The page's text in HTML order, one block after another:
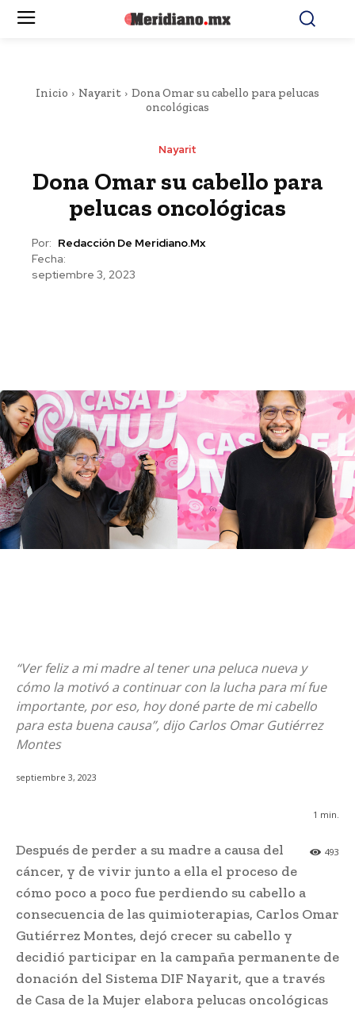
Inicio Nayarit
Dona Omar su cabello para pelucas
oncológicas
Nayarit
Dona Omar su cabello para
pelucas oncológicas
Por: Redacción De Meridiano.mx
Fecha:
septiembre 3, 2023
“Ver feliz a mi madre al tener una peluca nueva y
cómo la motivó a continuar con la lucha para mí fue
importante, por eso, hoy doné parte de mi cabello
para esta buena causa”, dijo Carlos Omar Gutiérrez
Montes
septiembre 3, 2023
1 min.
493
Después de perder a su madre a causa del
cáncer, y de vivir junto a ella el proceso de
cómo poco a poco fue perdiendo su cabello a
consecuencia de las quimioterapias, Carlos Omar
Gutiérrez Montes, dejó crecer su cabello y
decidió participar en la campaña permanente de
donación del Sistema DIF Nayarit, que a través
de Casa de la Mujer elabora pelucas oncológicas